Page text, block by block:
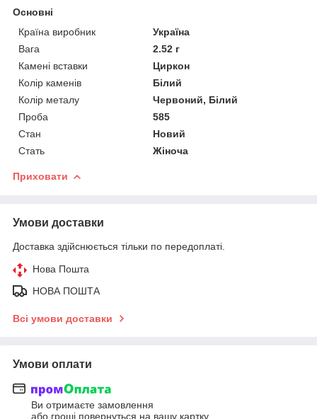
Основні
Країна виробник
Україна
Вага
2.52 г
Камені вставки
Циркон
Колір каменів
Білий
Колір металу
Червоний, Білий
Проба
585
Стан
Новий
Стать
Жіноча
Приховати
Умови доставки
Доставка здійснюється тільки по передоплаті.
Нова Пошта
НОВА ПОШТА
Всі умови доставки
Умови оплати
Ви отримаєте замовлення
або гроші повернуться на вашу картку